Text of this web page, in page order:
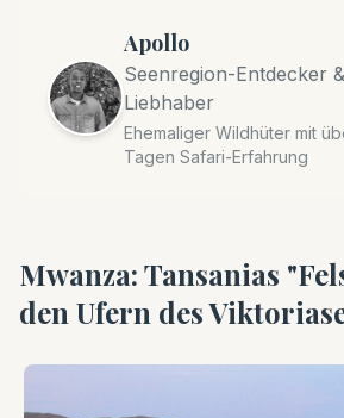
Apollo
Seenregion-Entdecker
Liebhaber
Ehemaliger Wildhüter mit
Tagen Safari-Erfahrung
Mwanza: Tansanias
den Ufern des